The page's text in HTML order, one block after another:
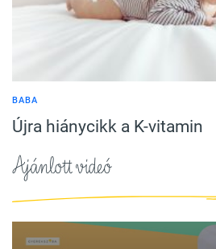
BABA
Újra hiánycikk a K-vitamin
Ajánlott videó